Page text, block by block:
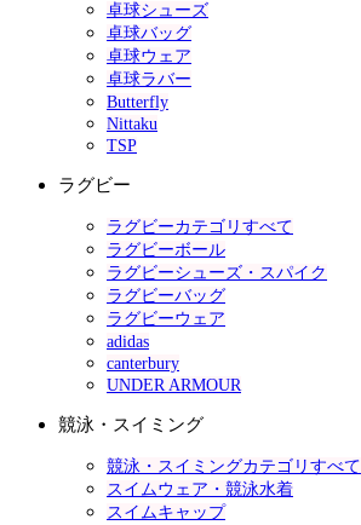
卓球シューズ
卓球バッグ
卓球ウェア
卓球ラバー
Butterfly
Nittaku
TSP
ラグビー
ラグビーカテゴリすべて
ラグビーボール
ラグビーシューズ・スパイク
ラグビーバッグ
ラグビーウェア
adidas
canterbury
UNDER ARMOUR
競泳・スイミング
競泳・スイミングカテゴリすべて
スイムウェア・競泳水着
スイムキャップ